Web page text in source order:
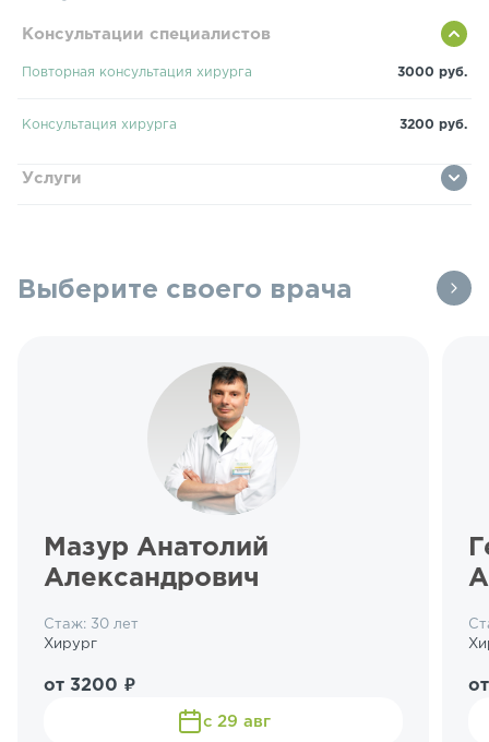
Консультации специалистов
Повторная консультация хирурга 3000 руб.
Консультация хирурга 3200 руб.
Услуги
Выберите своего врача
Мазур Анатолий
Александрович
Стаж: 30 лет
Хирург
от 3200 ₽
с 29 авг